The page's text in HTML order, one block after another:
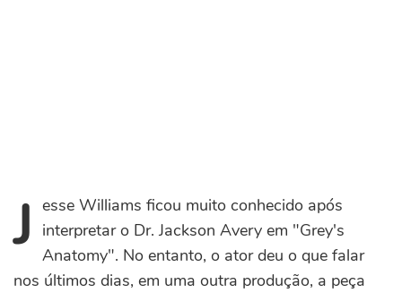
Jesse Williams ficou muito conhecido após
interpretar o Dr. Jackson Avery em "Grey's
Anatomy". No entanto, o ator deu o que falar
nos últimos dias, em uma outra produção, a peça